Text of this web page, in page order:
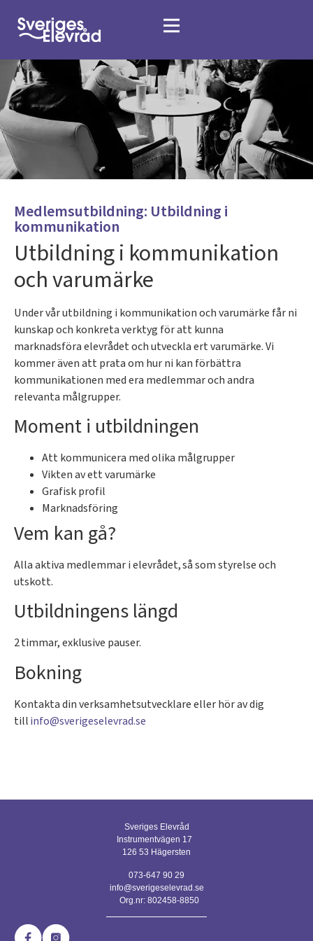
Medlemsutbildning: Utbildning i
kommunikation
Utbildning i kommunikation
och varumärke
Under vår utbildning i kommunikation och varumärke får ni
kunskap och konkreta verktyg för att kunna
marknadsföra elevrådet och utveckla ert varumärke. Vi
kommer även att prata om hur ni kan förbättra
kommunikationen med era medlemmar och andra
relevanta målgrupper.
Moment i utbildningen
Att kommunicera med olika målgrupper
Vikten av ett varumärke
Grafisk profil
Marknadsföring
Vem kan gå?
Alla aktiva medlemmar i elevrådet, så som styrelse och
utskott.
Utbildningens längd
2 timmar, exklusive pauser.
Bokning
Kontakta din verksamhetsutvecklare eller hör av dig
tillinfo@sverigeselevrad.se
Sveriges Elevråd
Instrumentvägen 17
126 53 Hägersten
073-647 90 29
info@sverigeselevrad.se
Org.nr: 802458-8850